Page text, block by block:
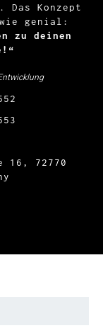
Konzept
genial:
zu deinen
16, 72770